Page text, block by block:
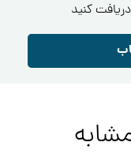
کنید